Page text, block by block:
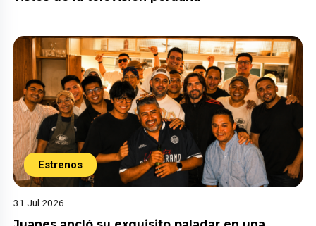
Estrenos
31 Jul 2026